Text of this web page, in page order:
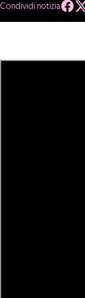
Condividi notizia